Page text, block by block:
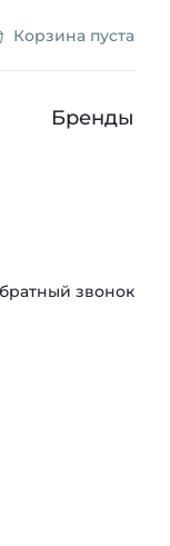
Корзина пуста
Бренды
звонок